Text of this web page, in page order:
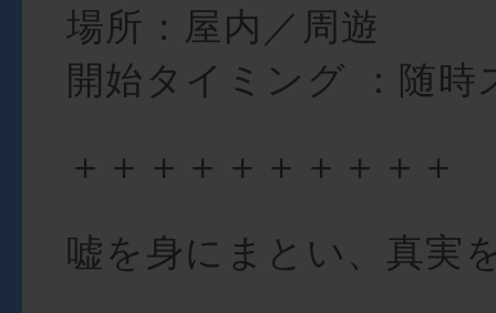
場所：屋内／周遊
開始タイミング ：随時
＋＋＋＋＋＋＋＋＋＋
嘘を身にまとい、真実